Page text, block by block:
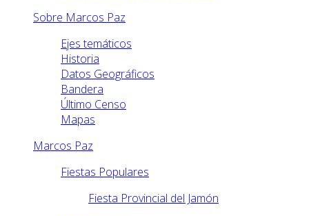
Sobre Marcos Paz
Ejes temáticos
Historia
Datos Geográficos
Bandera
Último Censo
Mapas
Marcos Paz
Fiestas Populares
Fiesta Provincial del Jamón